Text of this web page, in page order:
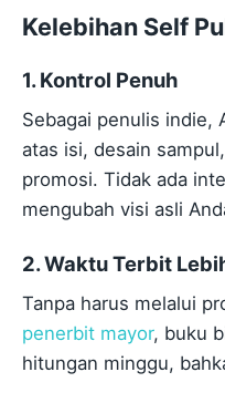
Kelebihan Self
1. Kontrol Penuh
Sebagai penulis indie,
atas isi, desain
promosi. Tidak ada
mengubah visi asli
2. Waktu Terbit
Tanpa harus melalui
penerbit mayor, buku
hitungan minggu,